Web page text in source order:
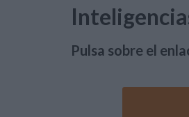
Pulsa sobre el